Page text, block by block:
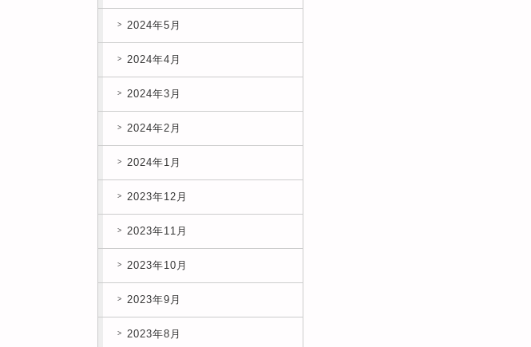
2024年5月
2024年4月
2024年3月
2024年2月
2024年1月
2023年12月
2023年11月
2023年10月
2023年9月
2023年8月